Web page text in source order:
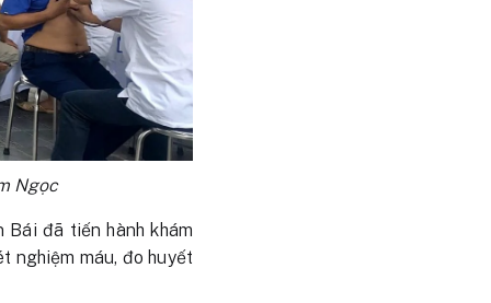
Ngọc
đã tiến hành khám
nghiệm máu, đo huyết